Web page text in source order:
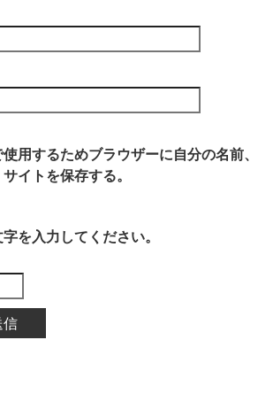
用するためブラウザーに自分の名前、
イトを保存する。
を入力してください。